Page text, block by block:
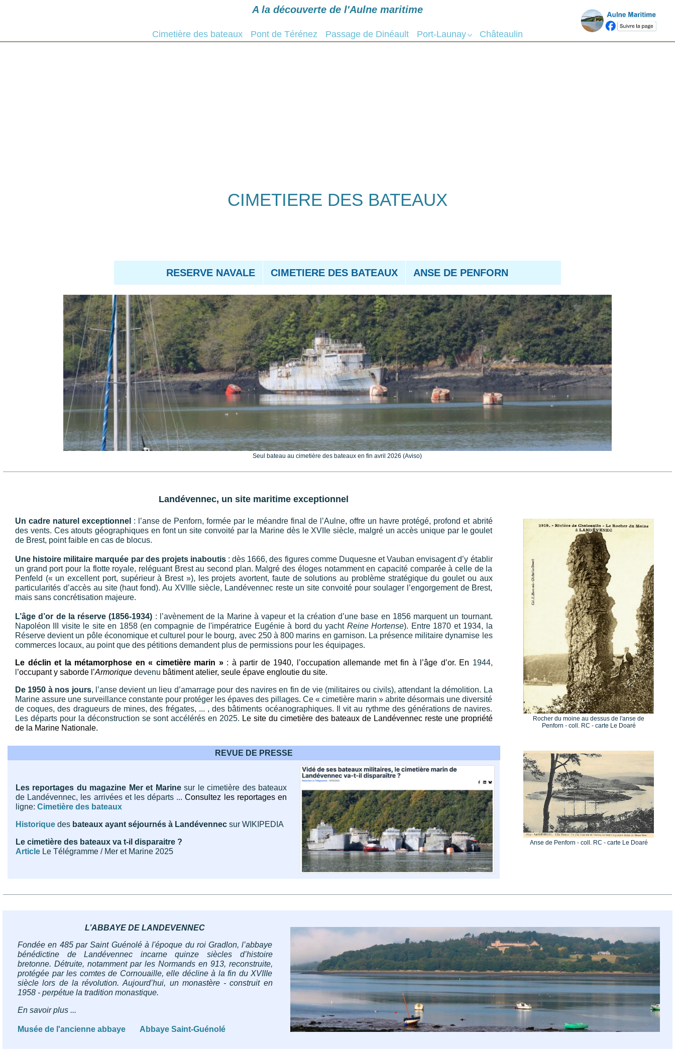
A la découverte de l'Aulne maritime
Cimetière des bateaux Pont de Térénez Passage de Dinéault Port-Launay Châteaulin
CIMETIERE DES BATEAUX
RESERVE NAVALE CIMETIERE DES BATEAUX ANSE DE PENFORN
Seul bateau au cimetière des bateaux en fin avril 2026 (Aviso)
Landévennec, un site maritime exceptionnel
Un cadre naturel exceptionnel : l’anse de Penforn, formée par le méandre final de l’Aulne, offre un havre protégé, profond et abrité
des vents. Ces atouts géographiques en font un site convoité par la Marine dès le XVIIe siècle, malgré un accès unique par le goulet
de Brest, point faible en cas de blocus.
Une histoire militaire marquée par des projets inaboutis: dès 1666, des figures comme Duquesne et Vauban envisagent d’y établir
un grand port pour la flotte royale, reléguant Brest au second plan. Malgré des éloges notamment en capacité comparée à celle de la
Penfeld (« un excellent port, supérieur à Brest »), les projets avortent, faute de solutions au problème stratégique du goulet ou aux
particularités d’accès au site (haut fond). Au XVIIIe siècle, Landévennec reste un site convoité pour soulager l’engorgement de Brest,
mais sans concrétisation majeure.
L’âge d’or de la réserve (1856-1934) : l’avènement de la Marine à vapeur et la création d’une base en 1856 marquent un tournant.
Napoléon III visite le site en 1858 (en compagnie de l'impératrice Eugénie à bord du yacht Reine Hortense). Entre 1870 et 1934, la
Réserve devient un pôle économique et culturel pour le bourg, avec 250 à 800 marins en garnison. La présence militaire dynamise les
commerces locaux, au point que des pétitions demandent plus de permissions pour les équipages.
Le déclin et la métamorphose en « cimetière marin »: à partir de 1940, l’occupation allemande met fin à l’âge d’or. En 1944,
’occupant y saborde l’Armorique devenu bâtiment atelier, seule épave engloutie du site.
De 1950 à nos jours, l’anse devient un lieu d’amarrage pour des navires en fin de vie (militaires ou civils), attendant la démolition. La
Marine assure une surveillance constante pour protéger les épaves des pillages. Ce « cimetière marin » abrite désormais une diversité
de coques, des dragueurs de mines, des frégates, ... , des bâtiments océanographiques. Il vit au rythme des générations de navires.
Les départs pour la déconstruction se sont accélérés en 2025. Le site du cimetière des bateaux de Landévennec reste une propriété
de la Marine Nationale.
REVUE DE PRESSE
Les reportages du magazine Mer et Marinesur le cimetière des bateaux
de Landévennec, les arrivées et les départs ...Consultez les reportages en
ligne: Cimetière des bateaux
Historique des bateaux ayant séjournés à Landévennec sur WIKIPEDIA
Le cimetière des bateaux va t-il disparaitre ?
Article Le Télégramme / Mer et Marine 2025
Rocher du moine au dessus de l'anse de
Penforn - coll. RC - carte Le Doaré
Anse de Penforn - coll. RC - carte Le Doaré
L’ABBAYE DE LANDEVENNEC
Fondée en 485 par Saint Guénolé à l'époque du roi Gradlon, l’abbaye
bénédictine de Landévennec incarne quinze siècles d’histoire
bretonne. Détruite, notamment par les Normands en 913, reconstruite,
protégée par les comtes de Cornouaille, elle décline à la fin du XVIIIe
siècle lors de la révolution. Aujourd’hui, un monastère - construit en
1958 - perpétue la tradition monastique.
En savoir plus ...
Musée de l'ancienne abbaye Abbaye Saint-Guénolé